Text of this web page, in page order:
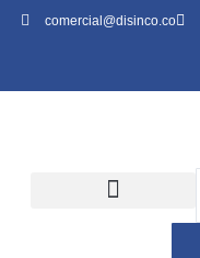
comercial@disinco.co